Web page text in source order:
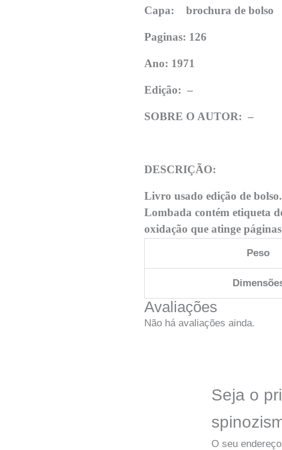
Capa: brochura de bolso
Paginas: 126
Ano: 1971
Edição: –
SOBRE O AUTOR: –
DESCRIÇÃO:
Livro usado edição de
Lombada contém etiqueta
oxidação que atinge
Peso
Avaliações
Não há avaliações ainda.
Seja o
O seu